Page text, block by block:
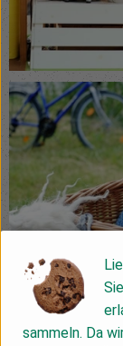
sammeln. Da